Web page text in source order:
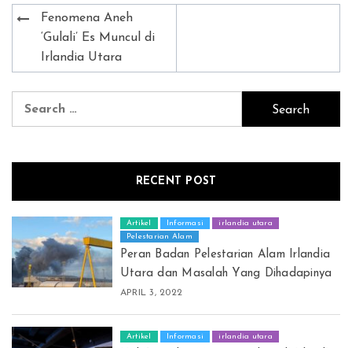
Post
navigation
Fenomena Aneh
‘Gulali’ Es Muncul di
Irlandia Utara
RECENT POST
Artikel Informasi
irlandia utara
Pelestarian Alam
Peran Badan Pelestarian Alam Irlandia
Utara dan Masalah Yang Dihadapinya
APRIL 3, 2022
Artikel Informasi irlandia utara